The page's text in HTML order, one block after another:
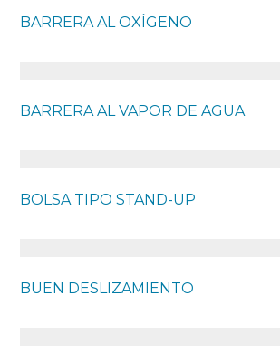
BARRERA AL OXÍGENO
BARRERA AL VAPOR DE AGUA
BOLSA TIPO STAND-UP
BUEN DESLIZAMIENTO